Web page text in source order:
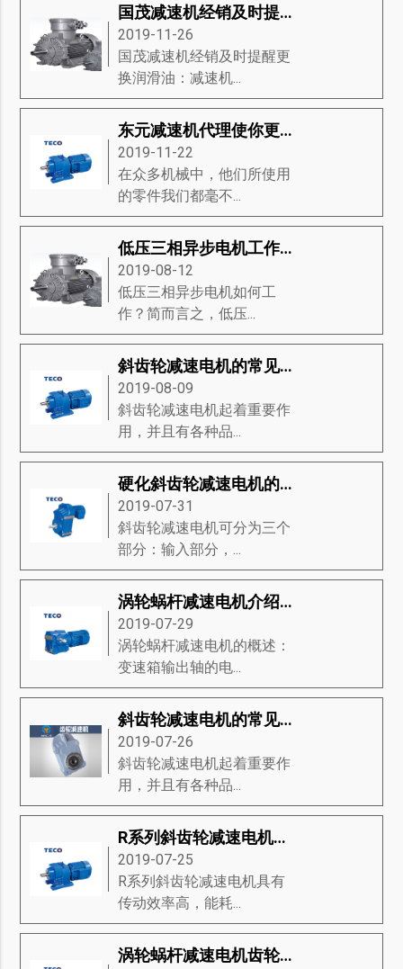
国茂减速机经销及时提醒更换润滑油
2019-11-26
国茂减速机经销及时提醒更
换润滑油：减速机...
东元减速机代理使你更了解东元减速机
2019-11-22
在众多机械中，他们所使用
的零件我们都毫不...
低压三相异步电机工作原理-低压三相异步电机磁场的产生、方向和滑动等知识详解
2019-08-12
低压三相异步电机如何工
作？简而言之，低压...
斜齿轮减速电机的常见问题是什么？
2019-08-09
斜齿轮减速电机起着重要作
用，并且有各种品...
硬化斜齿轮减速电机的传动与特点
2019-07-31
斜齿轮减速电机可分为三个
部分：输入部分，...
涡轮蜗杆减速电机介绍-涡轮蜗杆减速电机的特征、产品规格、接线方法等知识详解
2019-07-29
涡轮蜗杆减速电机的概述：
变速箱输出轴的电...
斜齿轮减速电机的常见问题是什么？
2019-07-26
斜齿轮减速电机起着重要作
用，并且有各种品...
R系列斜齿轮减速电机是什么-R系列斜齿轮减速电机的标准、旋转机构、注意事项等知识详解
2019-07-25
R系列斜齿轮减速电机具有
传动效率高，能耗...
涡轮蜗杆减速电机齿轮和锥齿轮的优缺点